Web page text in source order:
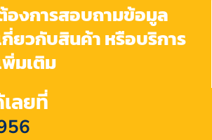
องการสอบถามข้อมูล
กี่ยวกับสินค้า หรือบริการ
พิ่มเติม
เลยที่